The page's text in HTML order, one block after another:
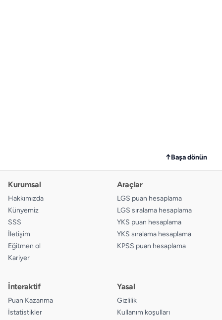
↑Başa dönün
Kurumsal
Hakkımızda
Künyemiz
SSS
İletişim
Eğitmen ol
Kariyer
Araçlar
LGS puan hesaplama
LGS sıralama hesaplama
YKS puan hesaplama
YKS sıralama hesaplama
KPSS puan hesaplama
İnteraktif
Puan Kazanma
İstatistikler
Yasal
Gizlilik
Kullanım koşulları